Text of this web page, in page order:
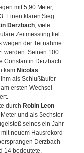
mit 5,90 Meter,
Einen klaren Sieg
Derzbach, viele
Zeitmessung fiel
wegen der Teilnahme
werden. Seinen 100
Constantin Derzbach
kam Nicolas
als Schlußläufer
ersten Wechsel
durch Robin Leon
und als Sechster
seines ein Jahr
neuem Hausrekord
Derzbach
14 bedeutete.